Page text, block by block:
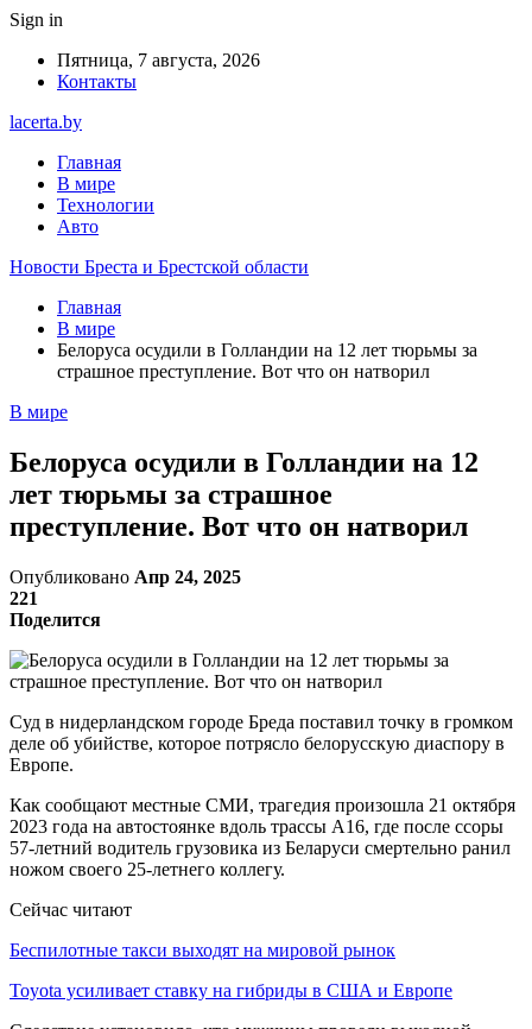
Sign in
Пятница, 7 августа, 2026
Контакты
lacerta.by
Главная
В мире
Технологии
Авто
Новости Бреста и Брестской области
Главная
В мире
Белоруса осудили в Голландии на 12 лет тюрьмы за
страшное преступление. Вот что он натворил
В мире
Белоруса осудили в Голландии на 12
лет тюрьмы за страшное
преступление. Вот что он натворил
Опубликовано Апр 24, 2025
221
Поделится
Суд в нидерландском городе Бреда поставил точку в громком
деле об убийстве, которое потрясло белорусскую диаспору в
Европе.
Как сообщают местные СМИ, трагедия произошла 21 октября
2023 года на автостоянке вдоль трассы A16, где после ссоры
57-летний водитель грузовика из Беларуси смертельно ранил
ножом своего 25-летнего коллегу.
Сейчас читают
Беспилотные такси выходят на мировой рынок
Toyota усиливает ставку на гибриды в США и Европе